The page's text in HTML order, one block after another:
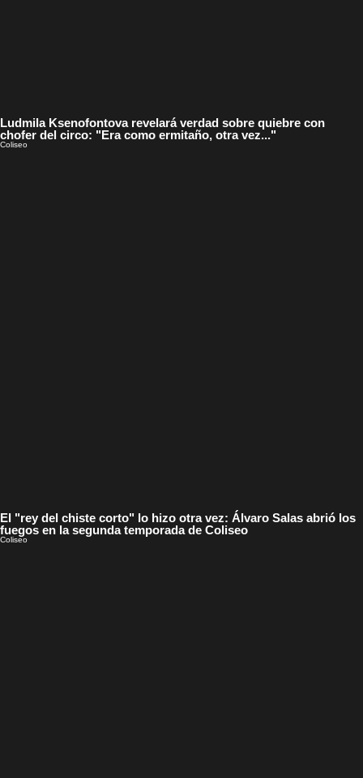
Ludmila Ksenofontova revelará verdad sobre quiebre con
chofer del circo: "Era como ermitaño, otra vez..."
Coliseo
El "rey del chiste corto" lo hizo otra vez: Álvaro Salas abrió los
fuegos en la segunda temporada de Coliseo
Coliseo